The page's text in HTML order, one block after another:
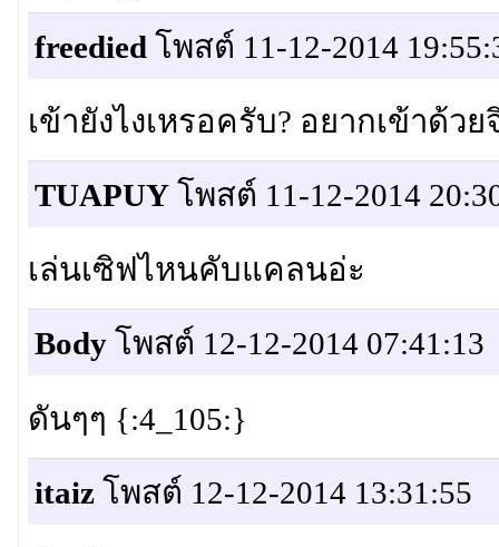
freediedโพสต์ 11-12-2014
เข้ายังไงเหรอครับ? อยากเข้าด้ว
TUAPUYโพสต์ 11-12-2014
เล่นเซิฟไหนคับแคลนอ่ะ
Bodyโพสต์ 12-12-2014 07:41:13
ดันๆๆ {:4_105:}
itaizโพสต์ 12-12-2014 13:31:55